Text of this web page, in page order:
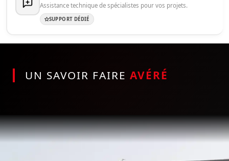
Assistance technique de spécialistes pour vos projets.
SUPPORT DÉDIÉ
UN SAVOIR FAIRE AVÉRÉ